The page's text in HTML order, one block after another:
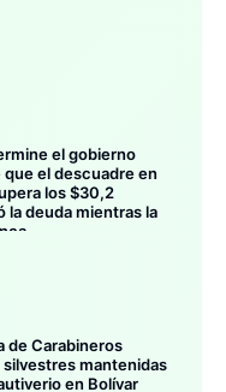
el gobierno
el descuadre en
los $30,2
la deuda mientras la
de Carabineros
mantenidas
en Bolívar